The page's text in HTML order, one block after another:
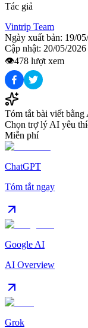
Tác giả
Vintrip Team
Ngày xuất bản: 19/
Cập nhật: 20/05/2026
👁️478 lượt xem
Tóm tắt bài viết bằng
Chọn trợ lý AI yêu
Miễn phí
ChatGPT
Tóm tắt ngay
Google AI
AI Overview
Grok